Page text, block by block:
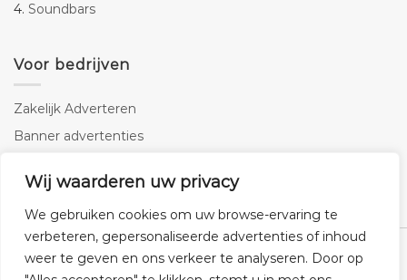
Wij waarderen uw privacy
We gebruiken cookies om uw browse-ervaring te
verbeteren, gepersonaliseerde advertenties of inhoud
weer te geven en ons verkeer te analyseren. Door op
4. Soundbars
Voor bedrijven
Zakelijk Adverteren
Banner advertenties
SEO copywriting